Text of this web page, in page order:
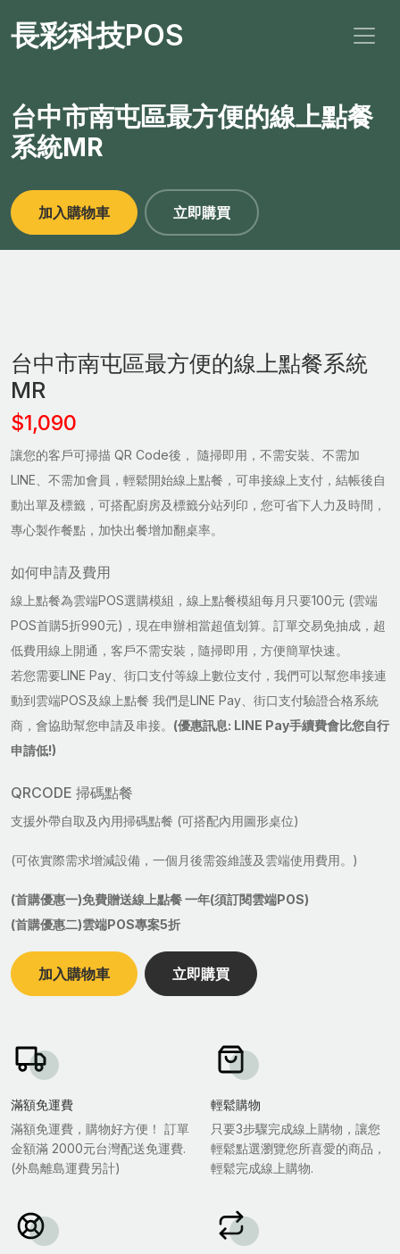
長彩科技POS
台中市南屯區最方便的線上點餐
系統MR
加入購物車 立即購買
台中市南屯區最方便的線上點餐系統
MR
$1,090
讓您的客戶可掃描 QR Code後， 隨掃即用，不需安裝、不需加
LINE、不需加會員，輕鬆開始線上點餐，可串接線上支付，結帳後自
動出單及標籤，可搭配廚房及標籤分站列印，您可省下人力及時間，
專心製作餐點，加快出餐增加翻桌率。
如何申請及費用
線上點餐為雲端POS選購模組，線上點餐模組每月只要100元 (雲端
POS首購5折990元)，現在申辦相當超值划算。訂單交易免抽成，超
低費用線上開通，客戶不需安裝，隨掃即用，方便簡單快速。
若您需要LINE Pay、街口支付等線上數位支付，我們可以幫您串接連
動到雲端POS及線上點餐 我們是LINE Pay、街口支付驗證合格系統
商，會協助幫您申請及串接。 (優惠訊息: LINE Pay手續費會比您自行
申請低!)
QRCODE 掃碼點餐
支援外帶自取及內用掃碼點餐 (可搭配內用圖形桌位)
(可依實際需求增減設備，一個月後需簽維護及雲端使用費用。)
(首購優惠一)免費贈送線上點餐 一年(須訂閱雲端POS)
(首購優惠二)雲端POS專案5折
加入購物車 立即購買
滿額免運費
滿額免運費，購物好方便！ 訂單
金額滿 2000元台灣配送免運費.
(外島離島運費另計)
輕鬆購物
只要3步驟完成線上購物，讓您
輕鬆點選瀏覽您所喜愛的商品，
輕鬆完成線上購物.